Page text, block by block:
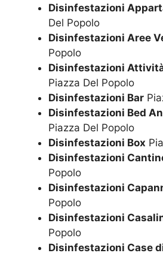
Disinfestazioni
Del Popolo
Disinfestazioni Aree
Popolo
Disinfestazioni
Piazza Del Popolo
Disinfestazioni Bar
Disinfestazioni Bed
Piazza Del Popolo
Disinfestazioni Box
Disinfestazioni
Popolo
Disinfestazioni
Popolo
Disinfestazioni
Popolo
Disinfestazioni Case